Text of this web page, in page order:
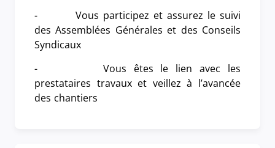
- Vous participez et assurez le suivi
des Assemblées Générales et des Conseils
Syndicaux
- Vous êtes le lien avec les
prestataires travaux et veillez à l’avancée
des chantiers